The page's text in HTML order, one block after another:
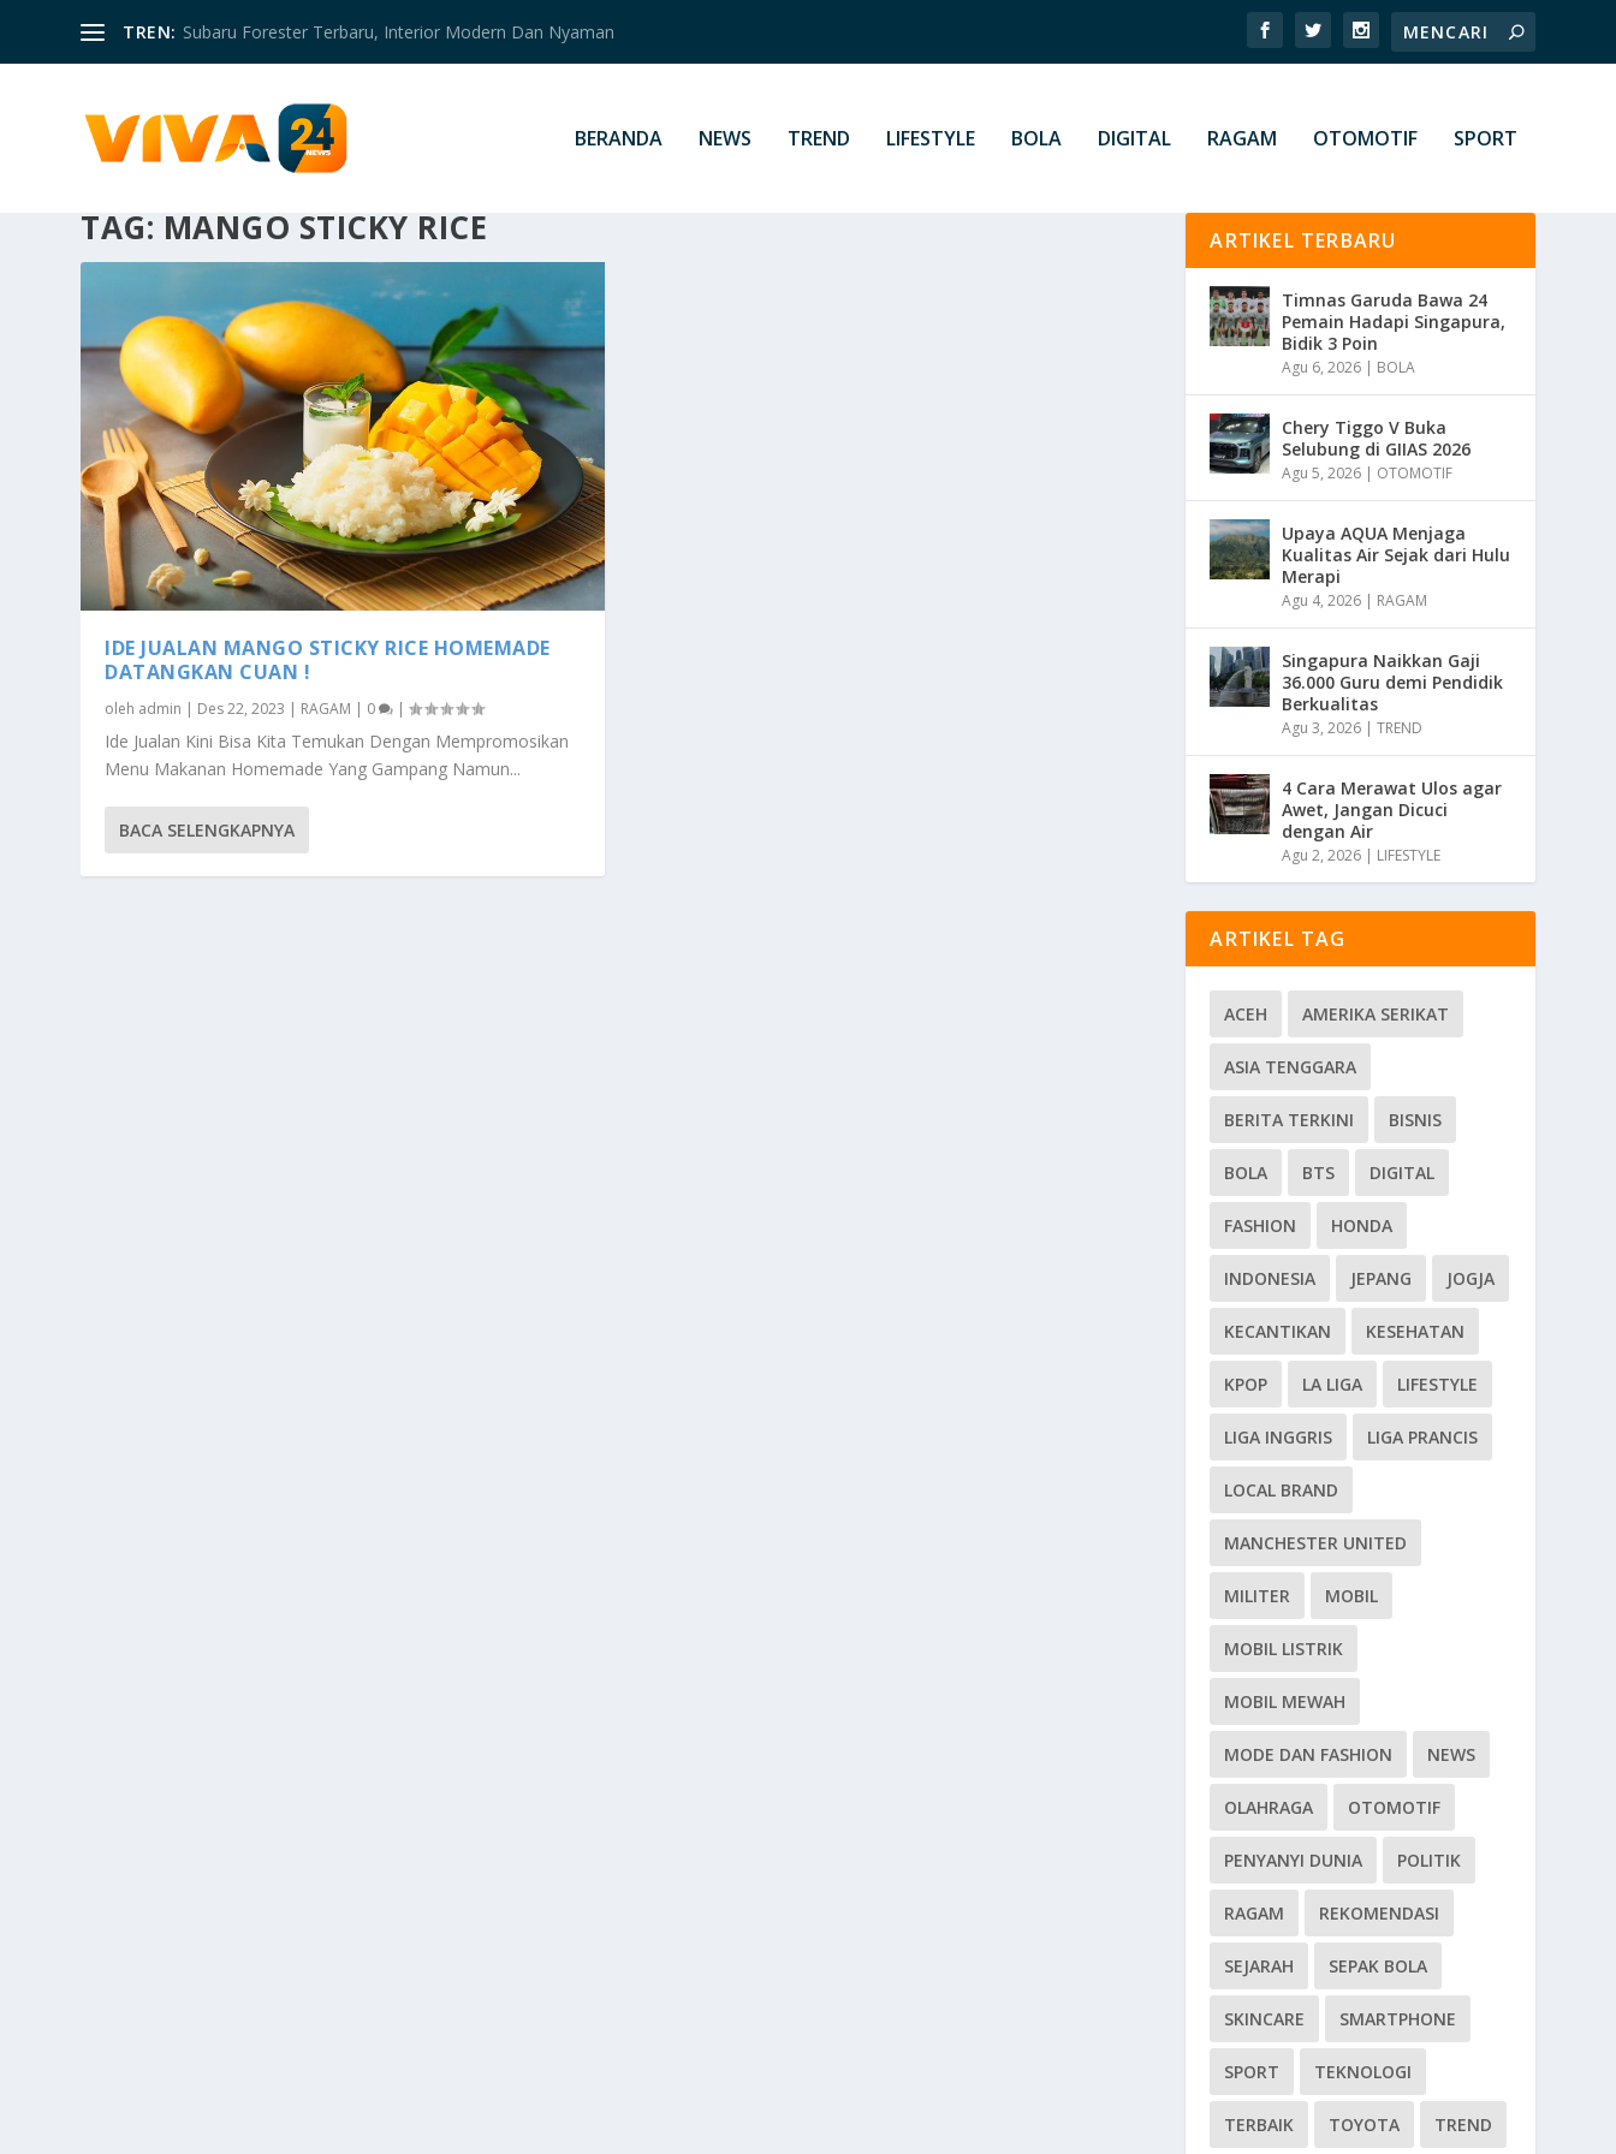
TREN: Subaru Forester Terbaru, Interior Modern Dan Nyaman
BERANDA NEWS TREND LIFESTYLE BOLA DIGITAL RAGAM OTOMOTIF SPORT
TAG: MANGO STICKY RICE
IDE JUALAN MANGO STICKY RICE HOMEMADE
DATANGKAN CUAN !
oleh admin | Des 22, 2023 | RAGAM | 0 |
Ide Jualan Kini Bisa Kita Temukan Dengan Mempromosikan
Menu Makanan Homemade Yang Gampang Namun...
BACA SELENGKAPNYA
ARTIKEL TERBARU
Timnas Garuda Bawa 24
Pemain Hadapi Singapura,
Bidik 3 Poin
Agu 6, 2026 | BOLA
Chery Tiggo V Buka
Selubung di GIIAS 2026
Agu 5, 2026 | OTOMOTIF
Upaya AQUA Menjaga
Kualitas Air Sejak dari Hulu
Merapi
Agu 4, 2026 | RAGAM
Singapura Naikkan Gaji
36.000 Guru demi Pendidik
Berkualitas
Agu 3, 2026 |TREND
4 Cara Merawat Ulos agar
Awet, Jangan Dicuci
dengan Air
Agu 2, 2026 | LIFESTYLE
ARTIKEL TAG
ACEH AMERIKA SERIKAT
ASIA TENGGARA
BERITA TERKINI BISNIS
BOLA BTS DIGITAL
FASHION HONDA
INDONESIA JEPANG JOGJA
KECANTIKAN KESEHATAN
KPOP LA LIGA LIFESTYLE
LIGA INGGRIS LIGA PRANCIS
LOCAL BRAND
MANCHESTER UNITED
MILITER MOBIL
MOBIL LISTRIK
MOBIL MEWAH
MODE DAN FASHION NEWS
OLAHRAGA OTOMOTIF
PENYANYI DUNIA POLITIK
RAGAM REKOMENDASI
SEJARAH SEPAK BOLA
SKINCARE SMARTPHONE
SPORT TEKNOLOGI
TERBAIK TOYOTA TREND